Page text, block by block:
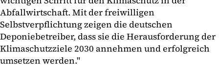
Abfallwirtschaft. Mit der freiwilligen
Selbstverpflichtung zeigen die deutschen
Deponiebetreiber, dass sie die Herausforderung der
Klimaschutzziele 2030 annehmen und erfolgreich
umsetzen werden."